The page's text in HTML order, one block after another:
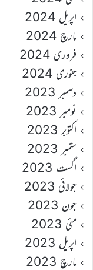
اپریل 2024
مارچ 2024
فروری 2024
جنوری 2024
دسمبر 2023
نومبر 2023
اکتوبر 2023
ستمبر 2023
اگست 2023
جولائی 2023
جون 2023
مئی 2023
اپریل 2023
مارچ 2023